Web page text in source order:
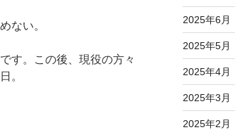
ない。
す。この後、現役の方々
。
2025年6月
2025年5月
2025年4月
2025年3月
2025年2月